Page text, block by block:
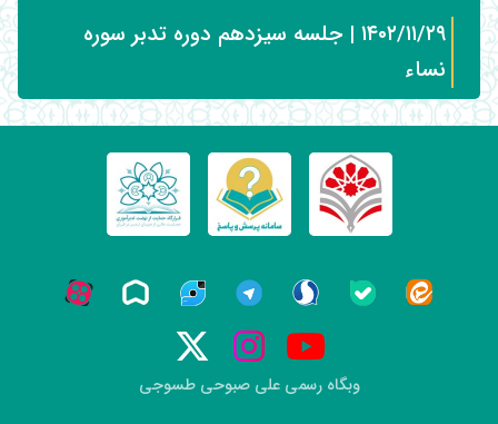
۱۴۰۲/۱۱/۲۹ | جلسه سیزدهم دوره تدبر سوره
نساء
وبگاه رسمی علی صبوحی طسوجی